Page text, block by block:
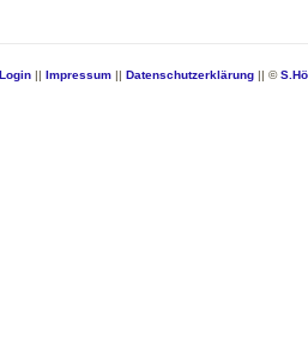
Login Impressum Datenschutzerklärung || ©